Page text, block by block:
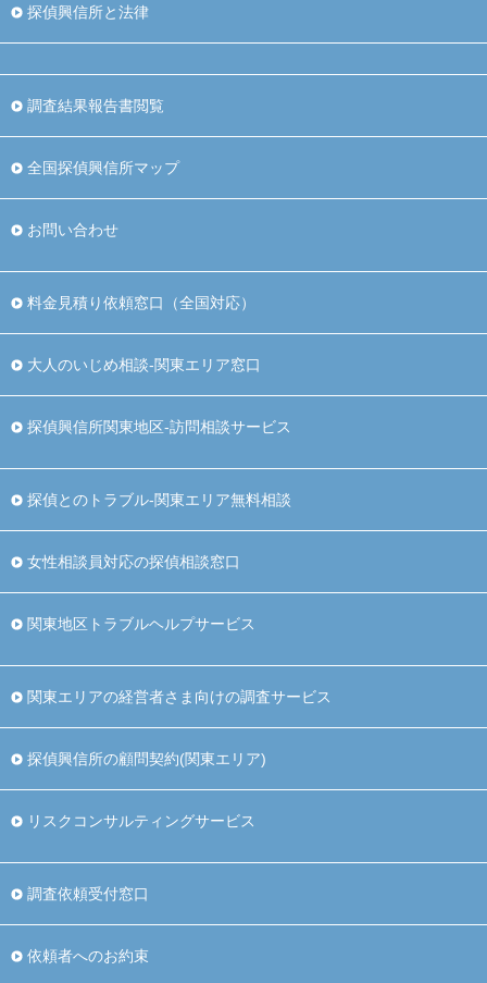
探偵興信所と法律
調査結果報告書閲覧
全国探偵興信所マップ
お問い合わせ
料金見積り依頼窓口（全国対応）
大人のいじめ相談-関東エリア窓口
探偵興信所関東地区-訪問相談サービス
探偵とのトラブル-関東エリア無料相談
女性相談員対応の探偵相談窓口
関東地区トラブルヘルプサービス
関東エリアの経営者さま向けの調査サービス
探偵興信所の顧問契約(関東エリア)
リスクコンサルティングサービス
調査依頼受付窓口
依頼者へのお約束